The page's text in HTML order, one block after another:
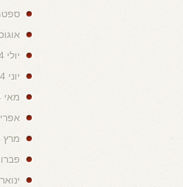
אוגוסט
יולי 2024
יוני 2024
מאי 2024
אפריל
מרץ 2024
פברואר
ינואר 2024